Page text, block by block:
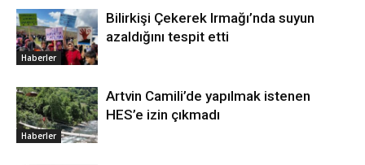
Haberler
Bilirkişi Çekerek Irmağı’nda suyun
azaldığını tespit etti
Haberler
Artvin Camili’de yapılmak istenen
HES’e izin çıkmadı